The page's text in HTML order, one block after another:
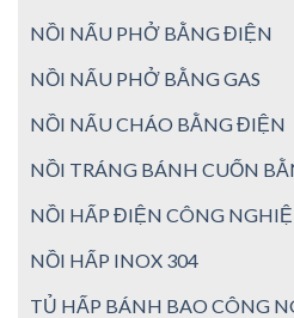
NỒI NẤU PHỞ BẰNG ĐIỆN
NỒI NẤU PHỞ BẰNG GAS
NỒI NẤU CHÁO BẰNG ĐIỆN
NỒI TRÁNG BÁNH CUỐN
NỒI HẤP ĐIỆN CÔNG
NỒI HẤP INOX 304
TỦ HẤP BÁNH BAO CÔNG